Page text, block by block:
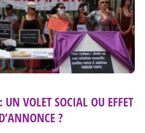
VOLET SOCIAL OU EFFET
?